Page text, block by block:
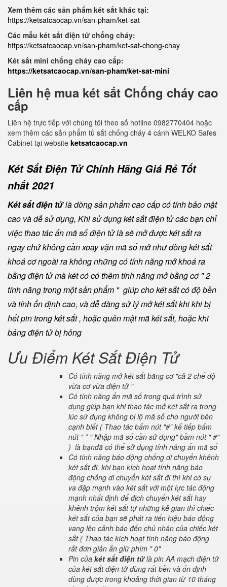
Xem thêm các sản phẩm két sắt khác tại:
https://ketsatcaocap.vn/san-pham/ket-sat
Các mẫu két sắt điện tử chống cháy:
https://ketsatcaocap.vn/san-pham/ket-sat-chong-chay
Két sắt mini chống cháy cao cấp:
https://ketsatcaocap.vn/san-pham/ket-sat-mini
Liên hệ mua két sắt Chống cháy cao
cấp
Liên hệ trực tiếp với chúng tôi theo số hotline 0982770404 hoặc
xem thêm các sản phẩm tủ sắt chống cháy 4 cánh WELKO Safes
Cabinet tại website ketsatcaocap.vn
Két Sắt Điện Tử Chính Hãng Giá Rẻ Tốt
nhất 2021
Két sắt điện tửlà dòng sản phẩm cao cấp có tính bảo mật
cao và dễ sử dụng, Khi sử dụng két sắt điện tử các bạn chỉ
việc thao tác ấn mã số điện tử là sẽ mở được két sắt ra
ngay chứ không cần xoay vặn mã số mở như dòng két sắt
khoá cơ ngoài ra không những có tính năng mở khoá ra
bằng điện tử mà két có có thêm tính năng mở bằng cơ " 2
tính năng trong một sản phẩm " giúp cho két sắt có độ bền
và tính ổn định cao, và dễ dàng sử lý mở két sắt khi khi bị
hết pin trong két sắt , hoặc quên mật mã két sắt, hoặc khi
bảng điện tử bị hỏng
Ưu Điểm Két Sắt Điện Tử
Có tính năng mở két sắt bằng cơ "cả 2 chế độ
vừa cơ vừa điện tử "
Có tính năng ẩn mã số trong quá trình sử
dụng giúp bạn khi thao tác mở két sắt ra trong
lúc sử dụng không bị lộ mã số cho người bên
cạnh biết ( Thao tác bấm nút "#" kế tiếp bấm
nút " * " Nhập mã số cần sử dụng" bầm nút " #"
) là bạnđã có thể sử dụng tính năng ẩn mã số
Có tính năng báo động chống di chuyển khênh
két sắt đi, khi bạn kích hoạt tính năng báo
động chống di chuyển két sắt đi thì khi có sự
va đập mạnh vào két sắt với một lực tác động
mạnh nhất định để dịch chuyển két sắt hay
khênh trộm két sắt tự những kẻ gian thì chiếc
két sắt của bạn sẽ phát ra tiến hiệu báo động
vang lên cảnh báo đến chủ nhân của chiếc két
sắt ( Thao tác kích hoạt tính năng báo động
rất đơn giản ấn giữ phím " 0"
Pin của két sắt điện tửlà pin AA mạch điện tử
của két sắt điện tử dùng rất bền và ổn định
dùng được trong khoảng thời gian từ 10 tháng